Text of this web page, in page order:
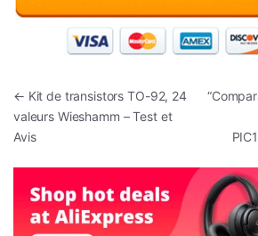
Navigation de l’article
← Kit de transistors TO-92, 24
valeurs Wieshamm – Test et
Avis